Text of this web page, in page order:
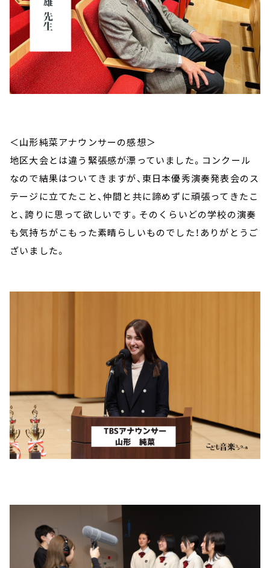
＜山形純菜アナウンサーの感想＞
地区大会とは違う緊張感が漂っていました。コンクール
なので結果はついてきますが、東日本優秀演奏発表会のス
テージに立てたこと、仲間と共に諦めずに頑張ってきたこ
と、誇りに思って欲しいです。そのくらいどの学校の演奏
も気持ちがこもった素晴らしいものでした！ありがとうご
ざいました。